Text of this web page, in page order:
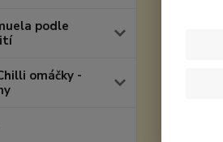
podle
omáčky -